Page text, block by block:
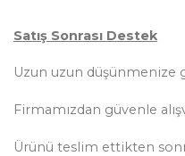
Satış Sonrası Destek
Uzun uzun düşünmenize
Firmamızdan güvenle
Ürünü teslim ettikten